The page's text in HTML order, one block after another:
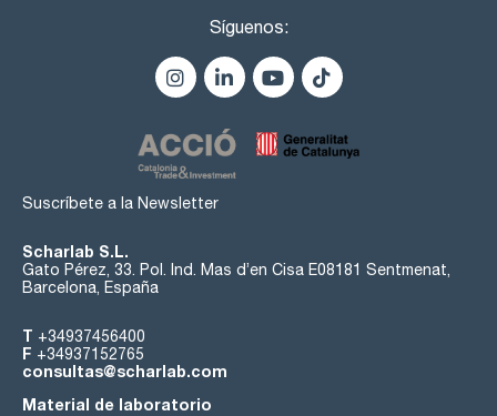
Síguenos:
Suscríbete a la Newsletter
Scharlab S.L.
Gato Pérez, 33. Pol. Ind. Mas d’en Cisa E08181 Sentmenat,
Barcelona, España
T +34937456400
F +34937152765
consultas@scharlab.com
Material de laboratorio